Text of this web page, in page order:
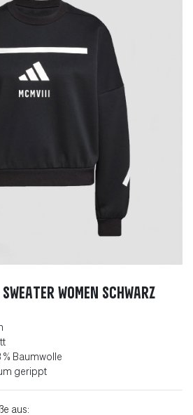
Sweater Women schwarz
% Baumwolle
gerippt
aus: